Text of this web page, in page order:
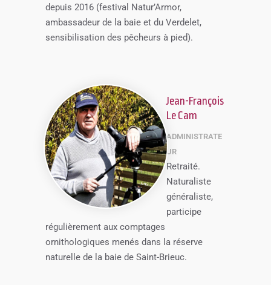
depuis 2016 (festival Natur’Armor,
ambassadeur de la baie et du Verdelet,
sensibilisation des pêcheurs à pied).
Jean-François
Le Cam
ADMINISTRATE
UR
Retraité.
Naturaliste
généraliste,
participe
régulièrement aux comptages
ornithologiques menés dans la réserve
naturelle de la baie de Saint-Brieuc.